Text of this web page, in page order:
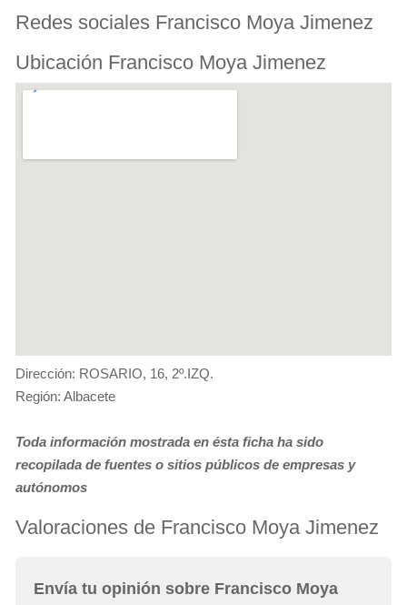
Redes sociales Francisco Moya Jimenez
Ubicación Francisco Moya Jimenez
Dirección: ROSARIO, 16, 2º.IZQ.
Región: Albacete
Toda información mostrada en ésta ficha ha sido
recopilada de fuentes o sitios públicos de empresas y
autónomos
Valoraciones de Francisco Moya Jimenez
Envía tu opinión sobre Francisco Moya